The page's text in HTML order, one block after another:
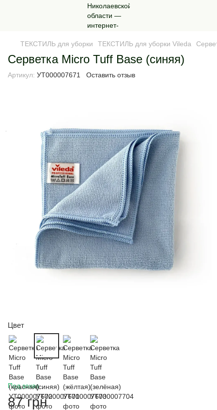
ТЕКСТИЛЬ для уборки ТЕКСТИЛЬ для уборки Vileda
Серветка Micro Tuff Base (синяя)
Артикул: УТ000007671 Оставить отзыв
Цвет
Под заказ
87 грн